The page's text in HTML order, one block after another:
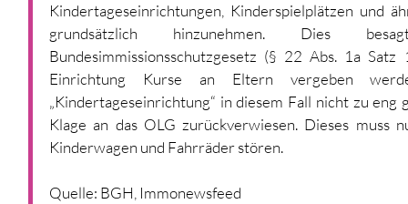
Kindertageseinrichtungen, Kinderspielplätzen und
grundsätzlich hinzunehmen. Dies
Bundesimmissionsschutzgesetz (§ 22 Abs. 1a
Einrichtung Kurse an Eltern vergeben
„Kindertageseinrichtung“ in diesem Fall nicht zu
Klage an das OLG zurückverwiesen. Dieses muss
Kinderwagen und Fahrräder stören.
Quelle: BGH, Immonewsfeed